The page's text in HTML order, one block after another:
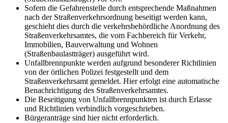
Sofern die Gefahrenstelle durch entsprechende Maßnahmen
nach der Straßenverkehrsordnung beseitigt werden kann,
geschieht dies durch die verkehrsbehördliche Anordnung des
Straßenverkehrsamtes, die vom Fachbereich für Verkehr,
Immobilien, Bauverwaltung und Wohnen
(Straßenbaulastträger) ausgeführt wird.
Unfallbrennpunkte werden aufgrund besonderer Richtlinien
von der örtlichen Polizei festgestellt und dem
Straßenverkehrsamt gemeldet. Hier erfolgt eine automatische
Benachrichtigung des Straßenverkehrsamtes.
Die Beseitigung von Unfallbrennpunkten ist durch Erlasse
und Richtlinien verbindlich vorgeschrieben.
Bürgeranträge sind hier nicht erforderlich.